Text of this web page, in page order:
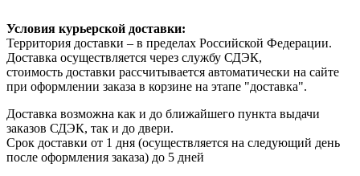
Условия курьерской доставки:
Территория доставки – в пределах Российской Федерации.
Доставка осуществляется через службу СДЭК,
стоимость доставки рассчитывается автоматически на сайте
при оформлении заказа в корзине на этапе "доставка".
Доставка возможна как и до ближайшего пункта выдачи
заказов СДЭК, так и до двери.
Срок доставки от 1 дня (осуществляется на следующий день
после оформления заказа) до 5 дней